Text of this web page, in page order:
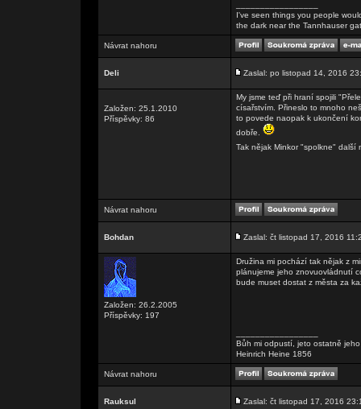
I've seen things you people
the dark near the Tannhauser
Návrat nahoru
Deli Zaslal: po listopad 14, 2016
Založen: 25.1.2010
Příspěvky: 86
My jsme teď při hraní spojili
císařstvím. Přineslo to mnoho
to povede naopak k ukončení
dobře.
Tak nějak Minkor "spolkne"
Návrat nahoru
Bohdan Zaslal: čt listopad 17, 2016
Založen: 26.2.2005
Příspěvky: 197
Družina mi pochází tak nějak z
plánujeme jeho znovuovládnutí
bude muset dostat z města za
Bůh mi odpustí, jeto ostatně jeho
Heinrich Heine 1856
Návrat nahoru
Rauksul Zaslal: čt listopad 17, 2016